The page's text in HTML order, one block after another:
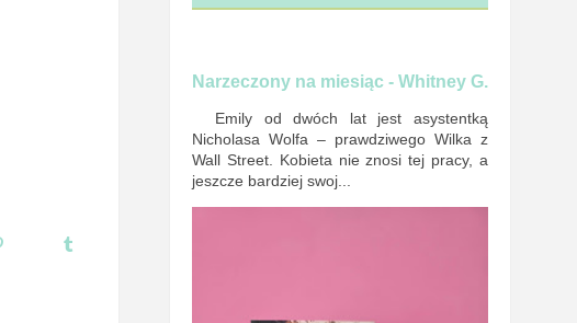
Narzeczony na miesiąc - Whitney G.
Emily od dwóch lat jest asystentką
Nicholasa Wolfa – prawdziwego Wilka z
Wall Street. Kobieta nie znosi tej pracy, a
jeszcze bardziej swoj...